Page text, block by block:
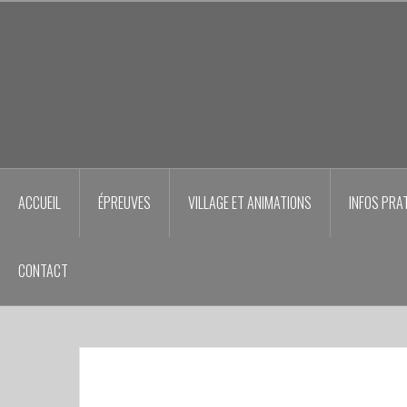
ACCUEIL ÉPREUVES VILLAGE ET ANIMATIONS INFOS
CONTACT